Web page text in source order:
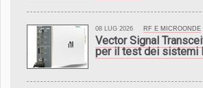
08 LUG 2026 RF E MICROONDE
Vector Signal
per il test dei sistemi